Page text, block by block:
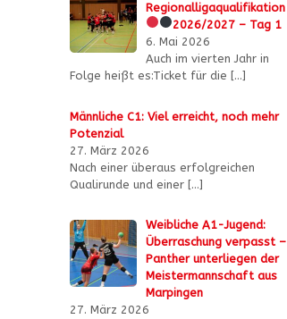
Regionalligaqualifikation
2026/2027 – Tag 1
6. Mai 2026
Auch im vierten Jahr in
Folge heißt es:Ticket für die […]
Männliche C1: Viel erreicht, noch mehr
Potenzial
27. März 2026
Nach einer überaus erfolgreichen
Qualirunde und einer[…]
Weibliche A1-Jugend:
Überraschung verpasst –
Panther unterliegen der
Meistermannschaft aus
Marpingen
27. März 2026